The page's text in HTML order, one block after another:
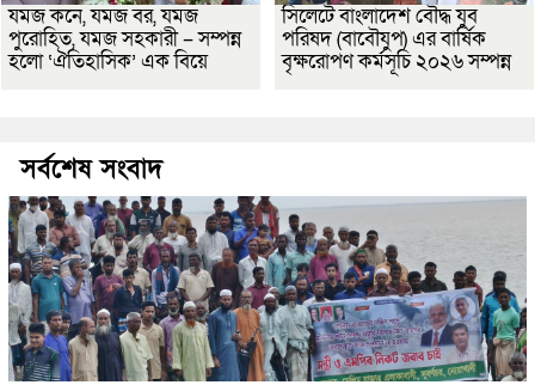
যমজ কনে, যমজ বর, যমজ
পুরোহিত, যমজ সহকারী – সম্পন্ন
হলো ‘ঐতিহাসিক’ এক বিয়ে
সিলেটে বাংলাদেশ বৌদ্ধ যুব
পরিষদ (বাবৌযুপ) এর বার্ষিক
বৃক্ষরোপণ কর্মসূচি ২০২৬ সম্পন্ন
সর্বশেষ সংবাদ